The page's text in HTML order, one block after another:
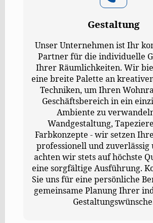
Gestaltung
Unser Unternehmen ist Ihr
Partner für die individuelle
Ihrer Räumlichkeiten. Wir
eine breite Palette an
Techniken, um Ihren
Geschäftsbereich in ein
Ambiente zu
Wandgestaltung,
Farbkonzepte - wir setzen
professionell und zuverlässig
achten wir stets auf höchste
eine sorgfältige Ausführung.
Sie uns für eine persönliche
gemeinsame Planung Ihrer